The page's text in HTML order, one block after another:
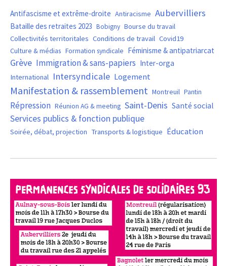
Antifascisme et extrême-droite Antiracisme Aubervilliers
Bataille des retraites 2023 Bobigny Bourse du travail
Collectivités territoritales Conditions de travail Covid19
Culture & médias Formation syndicale Féminisme & antipatriarcat
Grève Immigration & sans-papiers Inter-orga
International Intersyndicale Logement
Manifestation & rassemblement Montreuil Pantin
Répression Réunion AG & meeting Saint-Denis Santé social
Services publics & fonction publique
Soirée, débat, projection Transports & logistique Éducation